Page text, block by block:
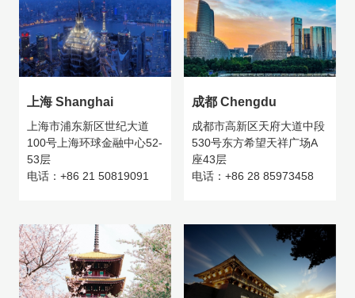
上海 Shanghai
上海市浦东新区世纪大道
100号上海环球金融中心52-
53层
电话：+86 21 50819091
成都 Chengdu
成都市高新区天府大道中段
530号东方希望天祥广场A
座43层
电话：+86 28 85973458